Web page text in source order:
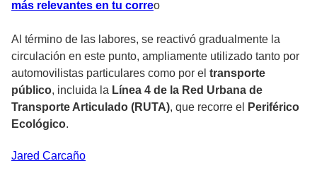
más relevantes en tu correo
Al término de las labores, se reactivó gradualmente la
circulación en este punto, ampliamente utilizado tanto por
automovilistas particulares como por el transporte
público, incluida la Línea 4 de la Red Urbana de
Transporte Articulado (RUTA), que recorre el
Periférico
Ecológico.
Jared Carcaño